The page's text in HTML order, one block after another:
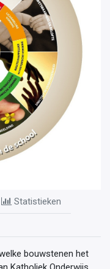
Statistieken
bouwstenen het